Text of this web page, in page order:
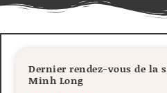
Dernier rendez-vous de la
Minh Long